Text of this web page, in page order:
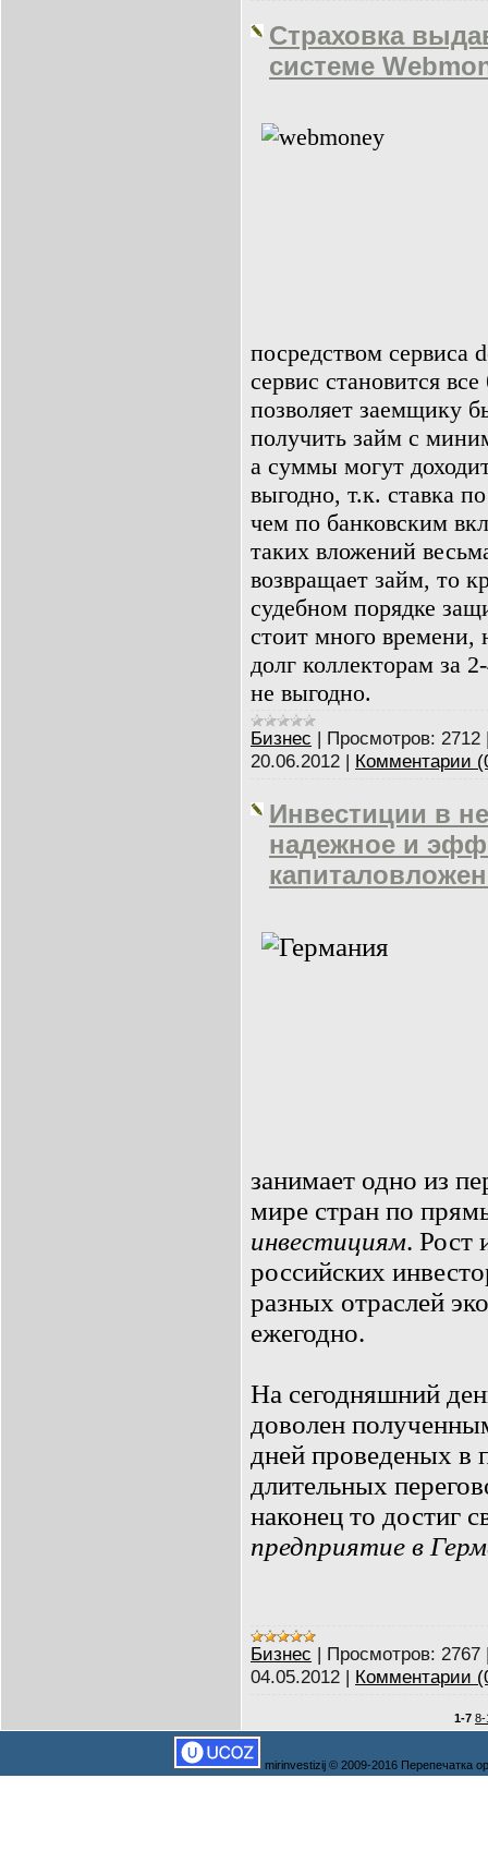
Cтраховка
системе
посредством сервиса
сервис становится
позволяет заемщику
получить займ с
а суммы могут
выгодно, т.к. ставка
чем по банковским
таких вложений
возвращает займ, то
судебном порядке
стоит много времени,
долг коллекторам за
не выгодно.
Бизнес | Просмотров: 2712
20.06.2012 | Комментарии
Инвестиции в
надежное и
занимает одно из
мире стран по
инвестициям. Рост
российских
разных отраслей
ежегодно.
На сегодняшний
доволен
дней проведeных в
длительных
наконец то достиг
предприятие в
Бизнес | Просмотров: 2767
04.05.2012 | Комментарии
1-7 8-
mirinvestizij © 2009-2016 Перепечатка